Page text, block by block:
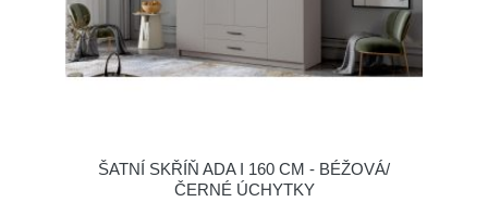
ŠATNÍ SKŘÍŇ ADA I 160 CM - BÉŽOVÁ/
ČERNÉ ÚCHYTKY